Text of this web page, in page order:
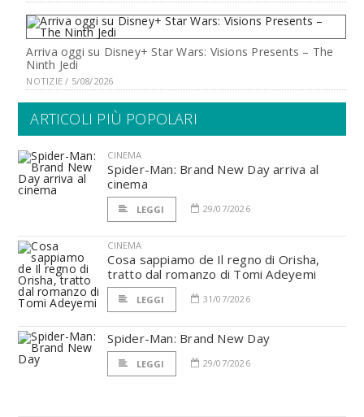
Arriva oggi su Disney+ Star Wars: Visions Presents – The
Ninth Jedi
NOTIZIE / 5/08/2026
ARTICOLI PIÙ POPOLARI
CINEMA
Spider-Man: Brand New Day arriva al
cinema
LEGGI 29/07/2026
CINEMA
Cosa sappiamo de Il regno di Orisha,
tratto dal romanzo di Tomi Adeyemi
LEGGI 31/07/2026
Spider-Man: Brand New Day
LEGGI 29/07/2026